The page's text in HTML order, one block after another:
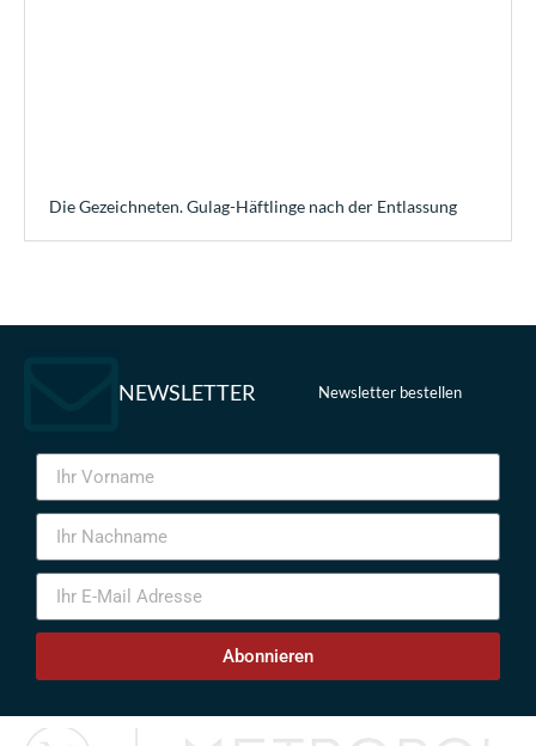
Die Gezeichneten. Gulag-Häftlinge nach der Entlassung
NEWSLETTER Newsletter bestellen
Abonnieren